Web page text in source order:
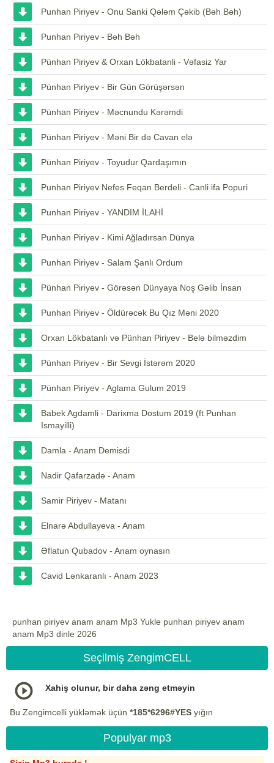
Punhan Piriyev - Onu Sanki Qələm Çəkib (Bəh Bəh)
Punhan Piriyev - Bəh Bəh
Pünhan Piriyev & Orxan Lökbatanli - Vəfasiz Yar
Pünhan Piriyev - Bir Gün Görüşərsən
Pünhan Piriyev - Məcnundu Kərəmdi
Pünhan Piriyev - Məni Bir də Cavan elə
Pünhan Piriyev - Toyudur Qardaşımın
Punhan Piriyev Nefes Feqan Berdeli - Canli ifa Popuri
Punhan Piriyev - YANDIM İLAHİ
Punhan Piriyev - Kimi Ağladırsan Dünya
Punhan Piriyev - Salam Şanlı Ordum
Pünhan Piriyev - Görəsən Dünyaya Noş Gəlib İnsan
Punhan Piriyev - Öldürəcək Bu Qız Məni 2020
Orxan Lökbatanlı və Pünhan Piriyev - Belə bilməzdim
Pünhan Piriyev - Bir Sevgi İstərəm 2020
Pünhan Piriyev - Aglama Gulum 2019
Babek Agdamli - Darixma Dostum 2019 (ft Punhan
Ismayilli)
Damla - Anam Demisdi
Nadir Qafarzadə - Anam
Samir Piriyev - Matanı
Elnarə Abdullayeva - Anam
Əflatun Qubadov - Anam oynasın
Cavid Lənkaranlı - Anam 2023
punhan piriyev anam anam Mp3 Yukle punhan piriyev anam
anam Mp3 dinle 2026
Seçilmiş ZengimCELL
Xahiş olunur, bir daha zəng etməyin
Bu Zengimcelli yükləmək üçün *185*6296#YES yığın
Populyar mp3